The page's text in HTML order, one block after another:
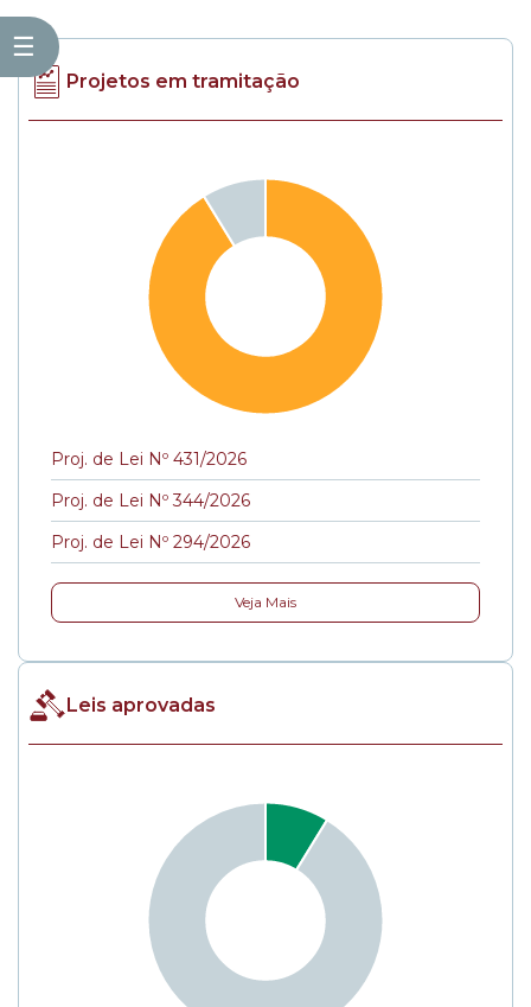
☰
Projetos em tramitação
Proj. de Lei Nº 431/2026
Proj. de Lei Nº 344/2026
Proj. de Lei Nº 294/2026
Veja Mais
Leis aprovadas